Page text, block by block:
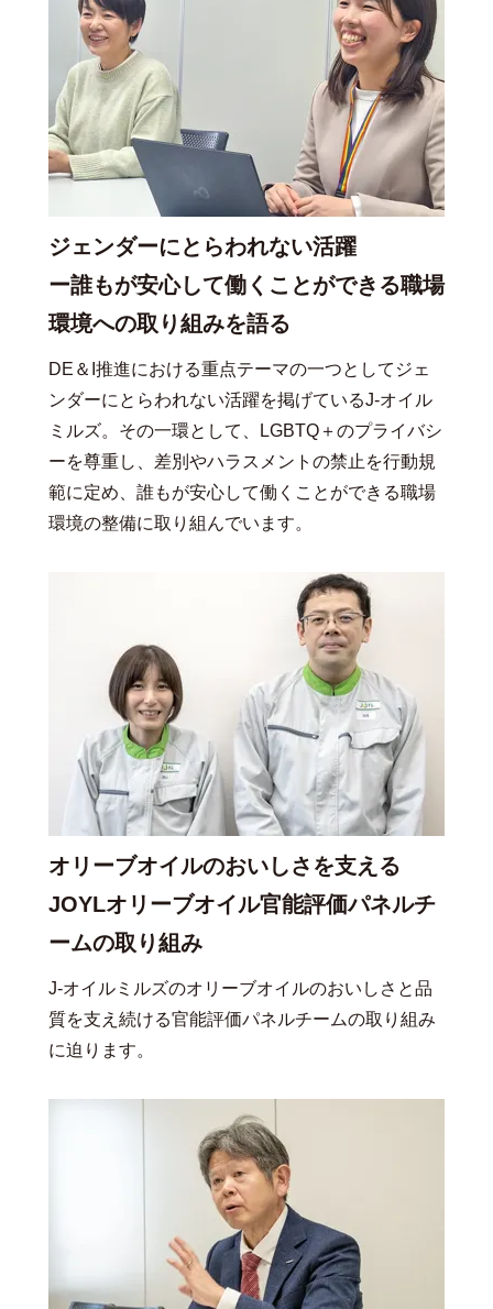
ジェンダーにとらわれない活躍
ー誰もが安心して働くことができる職場
環境への取り組みを語る
DE＆I推進における重点テーマの一つとしてジェ
ンダーにとらわれない活躍を掲げているJ-オイル
ミルズ。その一環として、LGBTQ＋のプライバシ
ーを尊重し、差別やハラスメントの禁止を行動規
範に定め、誰もが安心して働くことができる職場
環境の整備に取り組んでいます。
オリーブオイルのおいしさを支える
JOYLオリーブオイル官能評価パネルチ
ームの取り組み
J-オイルミルズのオリーブオイルのおいしさと品
質を支え続ける官能評価パネルチームの取り組み
に迫ります。